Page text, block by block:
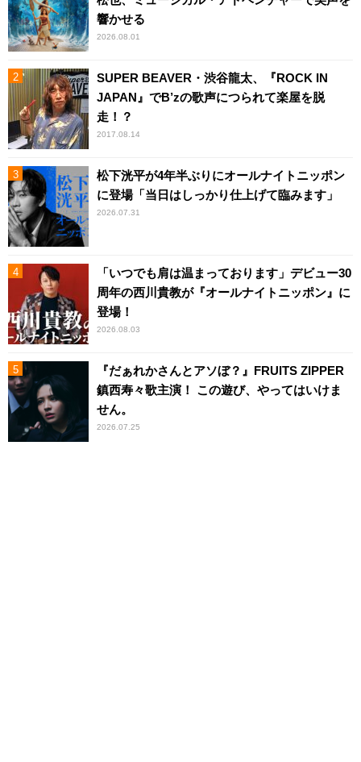
響かせる
2026.08.01
SUPER BEAVER・渋谷龍太、『ROCK IN
JAPAN』でB’zの歌声につられて楽屋を脱
走！？
2017.08.14
松下洸平が4年半ぶりにオールナイトニッポン
に登場「当日はしっかり仕上げて臨みます」
2026.07.31
「いつでも肩は温まっております」デビュー30
周年の西川貴教が『オールナイトニッポン』に
登場！
2026.08.03
『だぁれかさんとアソぼ？』FRUITS ZIPPER
鎮西寿々歌主演！ この遊び、やってはいけま
せん。
2026.07.25